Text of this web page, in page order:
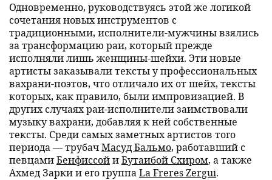
Одновременно, руководствуясь этой же логикой
сочетания новых инструментов с
традиционными, исполнители-мужчины взялись
за трансформацию раи, который прежде
исполняли лишь женщины-шейхи. Эти новые
артисты заказывали тексты у профессиональных
вахрани-поэтов, что отличало их от шейх, тексты
которых, как правило, были импровизацией. В
других случаях раи-исполнители заимствовали
музыку вахрани, добавляя к ней собственные
тексты. Среди самых заметных артистов того
периода — трубачМасуд Бальмо, работавший с
певцамиБенфиссойиБутаибой Схиром, а также
Ахмед Зарки и его группаLa Freres Zergui.